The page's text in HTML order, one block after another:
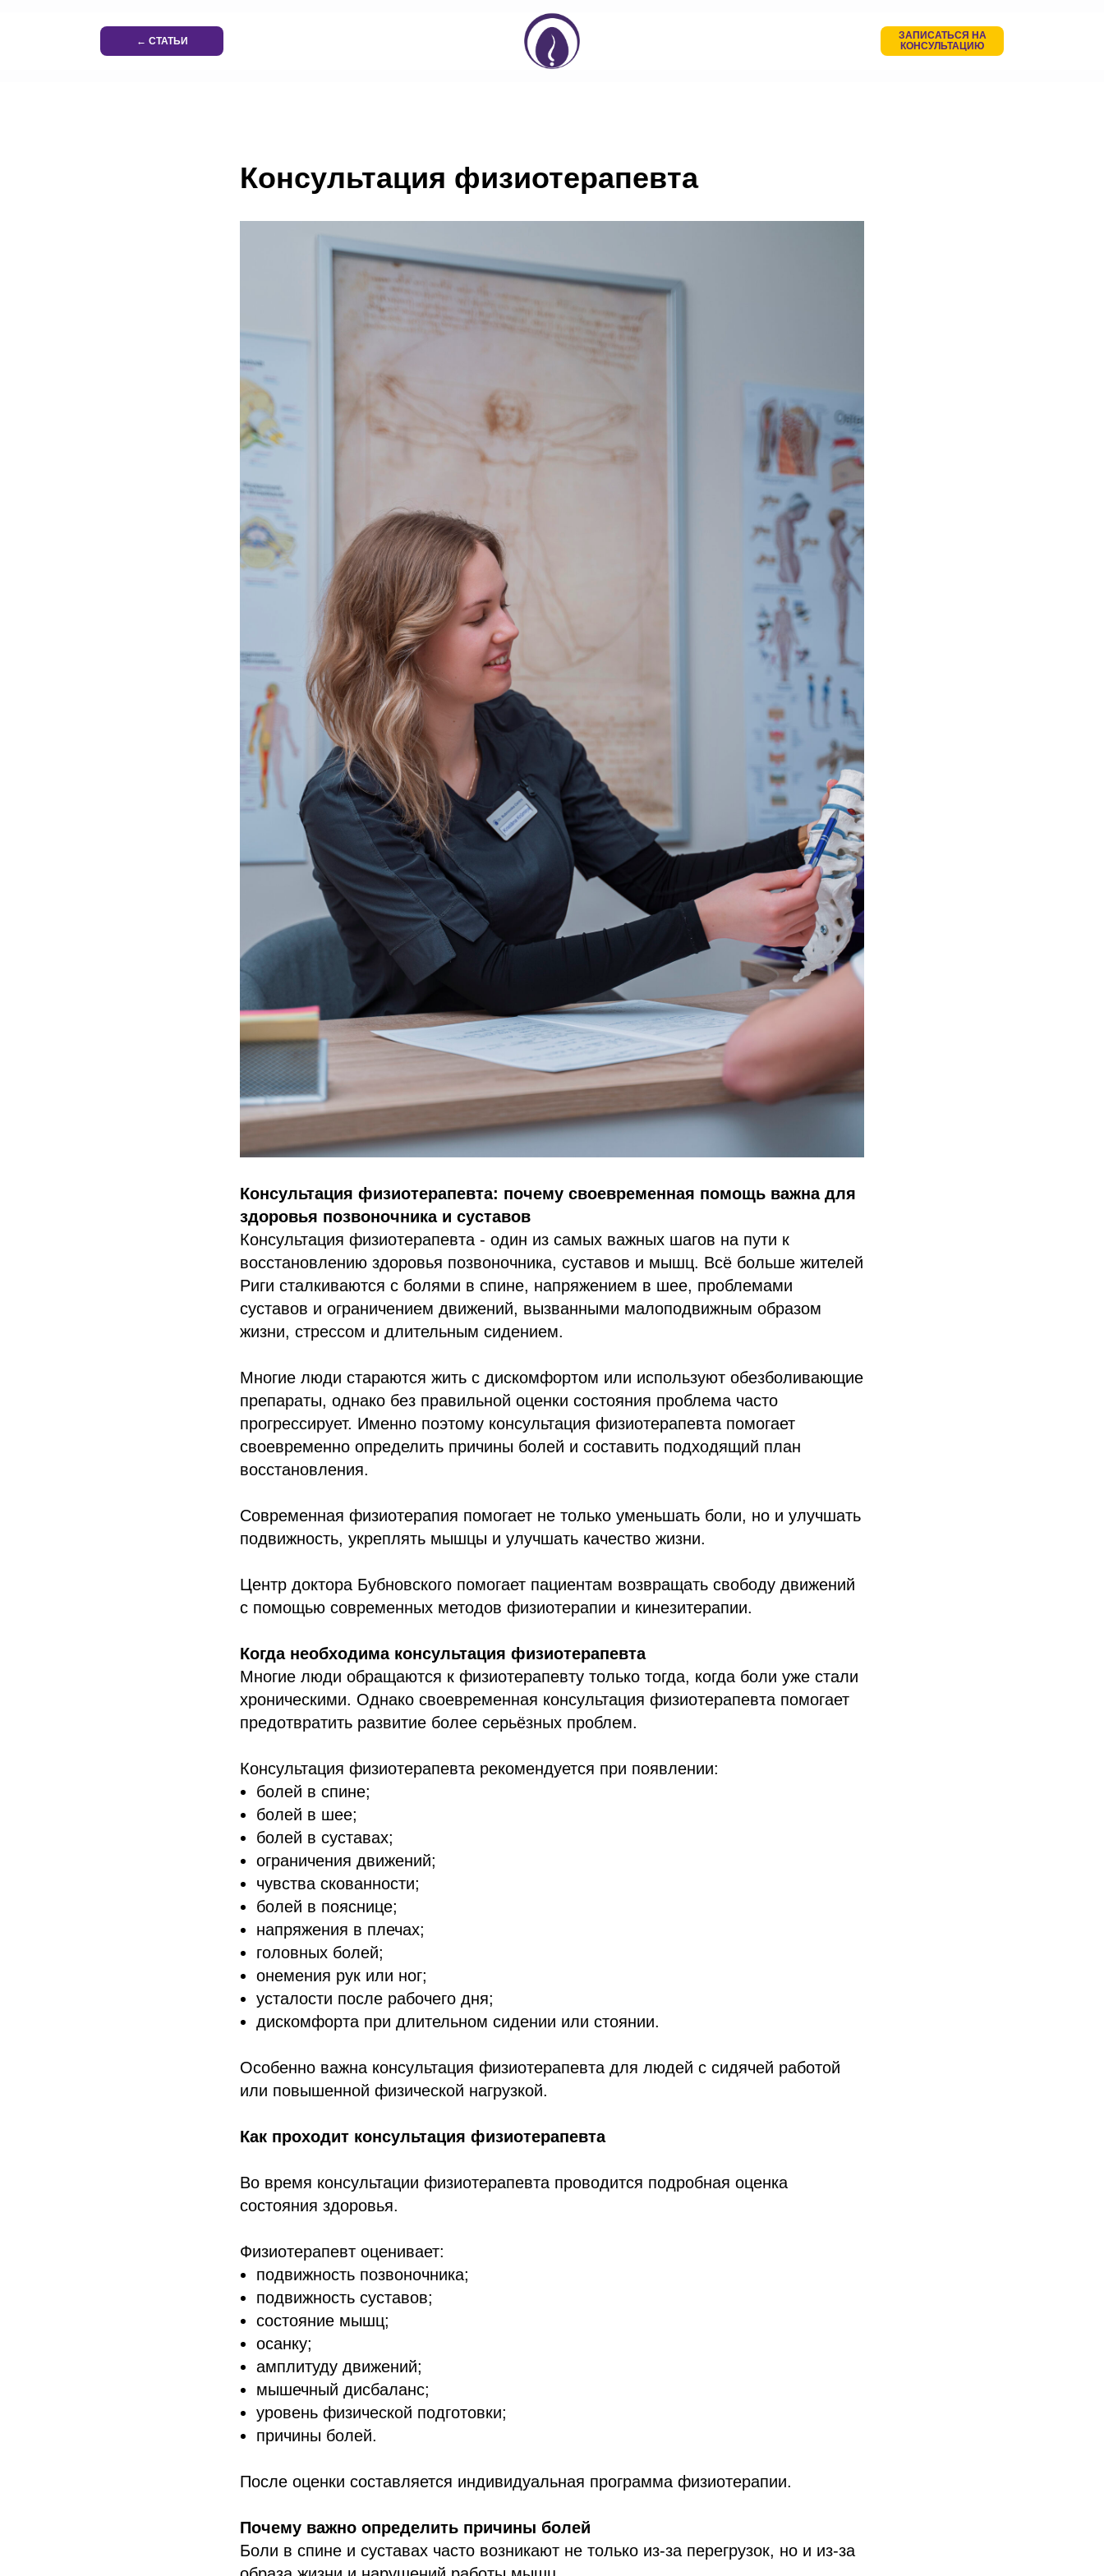
← СТАТЬИ
ЗАПИСАТЬСЯ НА
КОНСУЛЬТАЦИЮ
Консультация физиотерапевта
Консультация физиотерапевта: почему своевременная помощь важна для
здоровья позвоночника и суставов
Консультация физиотерапевта - один из самых важных шагов на пути к
восстановлению здоровья позвоночника, суставов и мышц. Всё больше жителей
Риги сталкиваются с болями в спине, напряжением в шее, проблемами
суставов и ограничением движений, вызванными малоподвижным образом
жизни, стрессом и длительным сидением.
Многие люди стараются жить с дискомфортом или используют обезболивающие
препараты, однако без правильной оценки состояния проблема часто
прогрессирует. Именно поэтому консультация физиотерапевта помогает
своевременно определить причины болей и составить подходящий план
восстановления.
Современная физиотерапия помогает не только уменьшать боли, но и улучшать
подвижность, укреплять мышцы и улучшать качество жизни.
Центр доктора Бубновского помогает пациентам возвращать свободу движений
с помощью современных методов физиотерапии и кинезитерапии.
Когда необходима консультация физиотерапевта
Многие люди обращаются к физиотерапевту только тогда, когда боли уже стали
хроническими. Однако своевременная консультация физиотерапевта помогает
предотвратить развитие более серьёзных проблем.
Консультация физиотерапевта рекомендуется при появлении:
болей в спине;
болей в шее;
болей в суставах;
ограничения движений;
чувства скованности;
болей в пояснице;
напряжения в плечах;
головных болей;
онемения рук или ног;
усталости после рабочего дня;
дискомфорта при длительном сидении или стоянии.
Особенно важна консультация физиотерапевта для людей с сидячей работой
или повышенной физической нагрузкой.
Как проходит консультация физиотерапевта
Во время консультации физиотерапевта проводится подробная оценка
состояния здоровья.
Физиотерапевт оценивает:
подвижность позвоночника;
подвижность суставов;
состояние мышц;
осанку;
амплитуду движений;
мышечный дисбаланс;
уровень физической подготовки;
причины болей.
После оценки составляется индивидуальная программа физиотерапии.
Почему важно определить причины болей
Боли в спине и суставах часто возникают не только из-за перегрузок, но и из-за